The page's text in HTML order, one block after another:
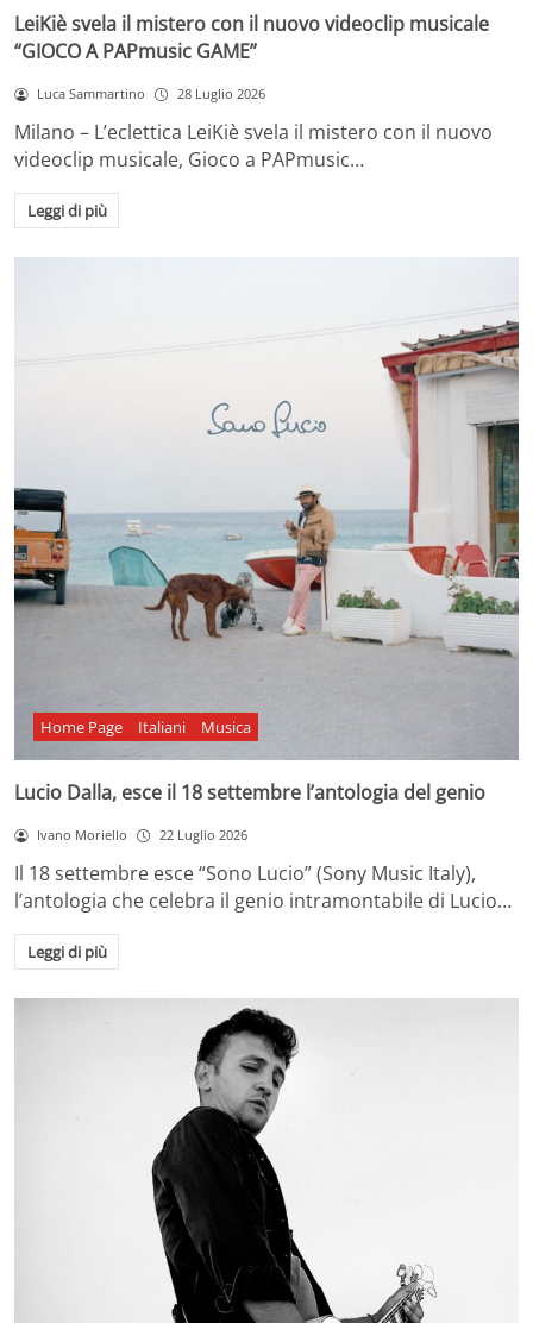
LeiKiè svela il mistero con il nuovo videoclip musicale
“GIOCO A PAPmusic GAME”
Luca Sammartino 28 Luglio 2026
Milano – L’eclettica LeiKiè svela il mistero con il nuovo
videoclip musicale, Gioco a PAPmusic…
Leggi di più
Home Page Italiani Musica
Lucio Dalla, esce il 18 settembre l’antologia del genio
Ivano Moriello 22 Luglio 2026
Il 18 settembre esce “Sono Lucio” (Sony Music Italy),
l’antologia che celebra il genio intramontabile di Lucio…
Leggi di più